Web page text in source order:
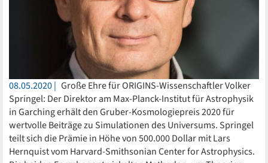
08.05.2020
Große Ehre für ORIGINS-Wissenschaftler Volker
Springel: Der Direktor am Max-Planck-Institut für Astrophysik
in Garching erhält den Gruber-Kosmologiepreis 2020 für
wertvolle Beiträge zu Simulationen des Universums. Springel
teilt sich die Prämie in Höhe von 500.000 Dollar mit Lars
Hernquist vom Harvard-Smithsonian Center for Astrophysics.